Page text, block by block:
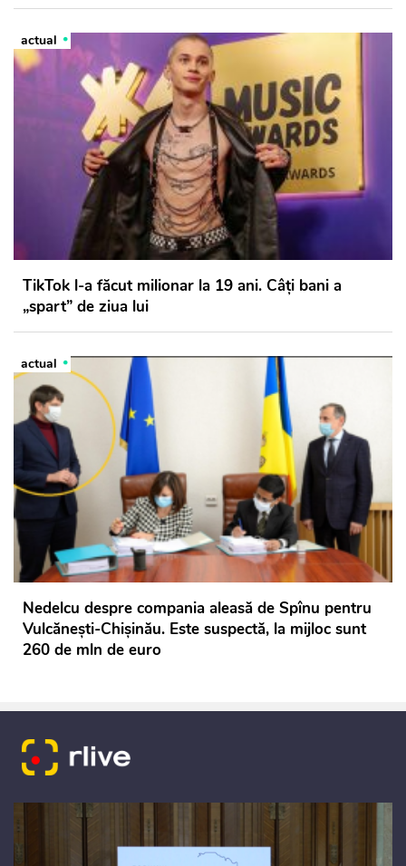
actual
TikTok l-a făcut milionar la 19 ani. Câți bani a
„spart” de ziua lui
actual
Nedelcu despre compania aleasă de Spînu pentru
Vulcănești-Chișinău. Este suspectă, la mijloc sunt
260 de mln de euro